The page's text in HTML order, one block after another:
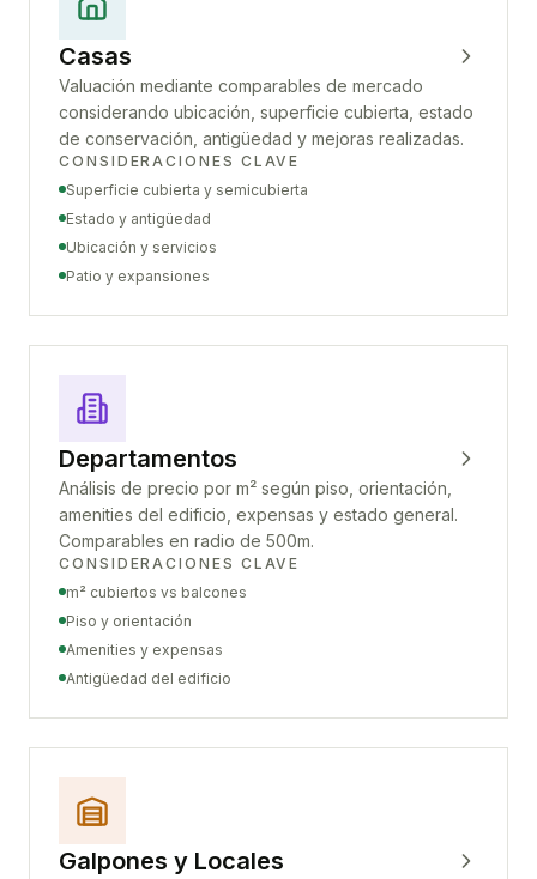
Casas
Valuación mediante comparables de mercado
considerando ubicación, superficie cubierta, estado
de conservación, antigüedad y mejoras realizadas.
CONSIDERACIONES CLAVE
Superficie cubierta y semicubierta
Estado y antigüedad
Ubicación y servicios
Patio y expansiones
Departamentos
Análisis de precio por m² según piso, orientación,
amenities del edificio, expensas y estado general.
Comparables en radio de 500m.
CONSIDERACIONES CLAVE
m² cubiertos vs balcones
Piso y orientación
Amenities y expensas
Antigüedad del edificio
Galpones y Locales